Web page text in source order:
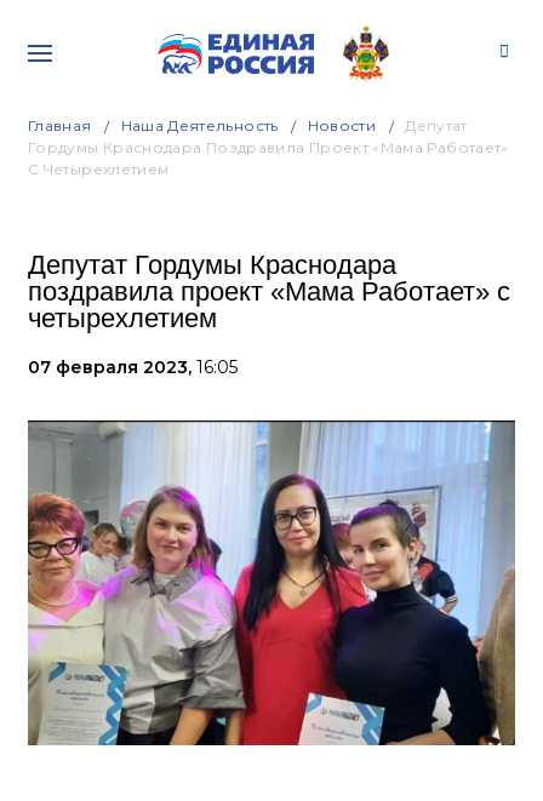
Главная Наша Деятельность Новости
Депутат
Гордумы Краснодара Поздравила Проект «Мама Работает»
С Четырехлетием
Депутат Гордумы Краснодара
поздравила проект «Мама Работает» с
четырехлетием
07 февраля 2023, 16:05